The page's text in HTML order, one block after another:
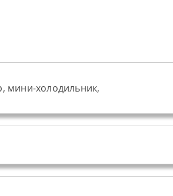
мини-холодильник,